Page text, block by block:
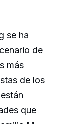
se ha
de
más
de los
que